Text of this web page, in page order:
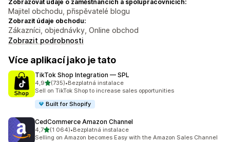
Zobrazovat údaje o zaměstnancích a spolupracovnících:
Majitel obchodu, přispěvatelé blogu
Zobrazit údaje obchodu:
Zákazníci, objednávky, Online obchod
Zobrazit podrobnosti
Více aplikací jako je tato
TikTok Shop Integration — SPL
4,9z 5 hvězd
(735)
Celkový počet recenzí: 735
•Bezplatná instalace
Sell on TikTok Shop to increase sales opportunities
Built for Shopify
CedCommerce Amazon Channel
4,7z 5 hvězd
(1 064)
Celkový počet recenzí: 1064
•Bezplatná instalace
Selling on Amazon becomes Easy with the Amazon Sales Channel